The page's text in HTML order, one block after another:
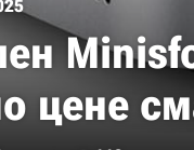
цене